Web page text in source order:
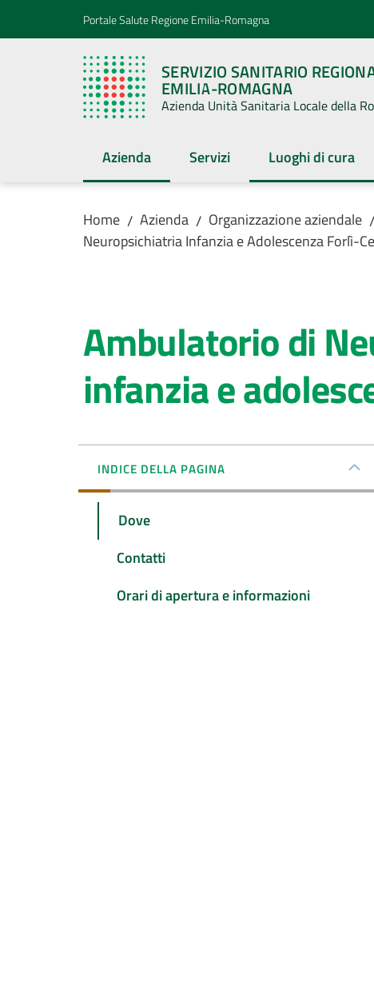
Vai al contenuto
Vai alla navigazionePortale Salute Regione Emilia-Romagna
SERVIZIO SANITARIO
EMILIA-ROMAGNA
Azienda Unità Sanitaria Locale della
Azienda
Menu selezionatoServizi Luoghi di cura
Menu selezionato
Home / Azienda / Organizzazione aziendale /
Neuropsichiatria Infanzia e Adolescenza Forlì-
Ambulatorio di
infanzia e
INDICE DELLA PAGINA
Dove
Contatti
Orari di apertura e informazioni